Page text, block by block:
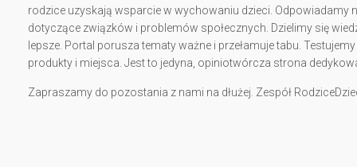
rodzice uzyskają wsparcie w wychowaniu dzieci. Odpowiadamy
dotyczące związków i problemów społecznych. Dzielimy się
lepsze. Portal porusza tematy ważne i przełamuje tabu.
produkty i miejsca. Jest to jedyna, opiniotwórcza strona
Zapraszamy do pozostania z nami na dłużej. Zespół